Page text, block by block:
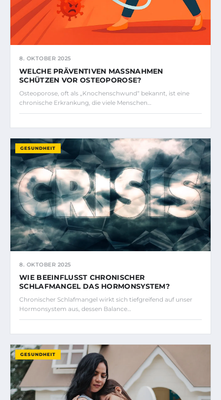
8. OKTOBER 2025
WELCHE PRÄVENTIVEN MASSNAHMEN S
CHÜTZEN VOR OSTEOPOROSE?
Osteoporose, oft als „Knochenschwund“ bekannt, ist eine
chronische Erkrankung, die viele Menschen…
GESUNDHEIT
8. OKTOBER 2025
WIE BEEINFLUSST CHRONISCHER
SCHLAFMANGEL DAS HORMONSYSTEM?
Chronischer Schlafmangel wirkt sich tiefgreifend auf unser
Hormonsystem aus, dessen Balance…
GESUNDHEIT